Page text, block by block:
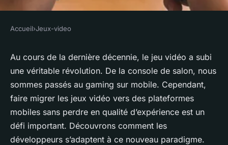
Comment les jeux vidéo
peuvent-ils être optimisés
pour les plateformes mobiles
tout en conservant une
expérience de jeu riche ?
Accueil›Jeux-video
Au cours de la dernière décennie, le jeu vidéo a subi
une véritable révolution. De la console de salon, nous
sommes passés au gaming sur mobile. Cependant,
faire migrer les jeux vidéo vers des plateformes
mobiles sans perdre en qualité d’expérience est un
défi important. Découvrons comment les
développeurs s’adaptent à ce nouveau paradigme.